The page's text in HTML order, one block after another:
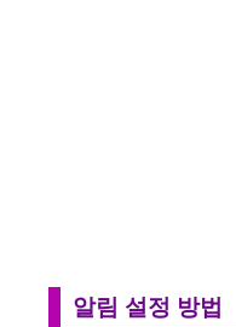
알림 설정 방법